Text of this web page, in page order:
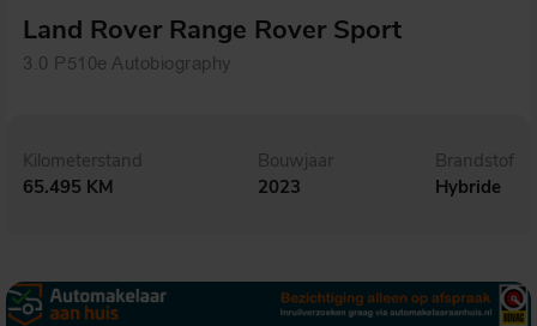
Land Rover Range Rover Sport
3.0 P510e Autobiography
Kilometerstand
65.495 KM
Bouwjaar
2023
Brandstof
Hybride